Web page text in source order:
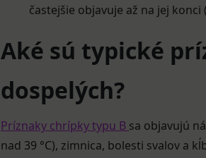
častejšie objavuje až na jej konci
Aké sú typické
dospelých?
Príznaky chrípky typu B sa objavujú
nad 39 °C), zimnica, bolesti svalov a